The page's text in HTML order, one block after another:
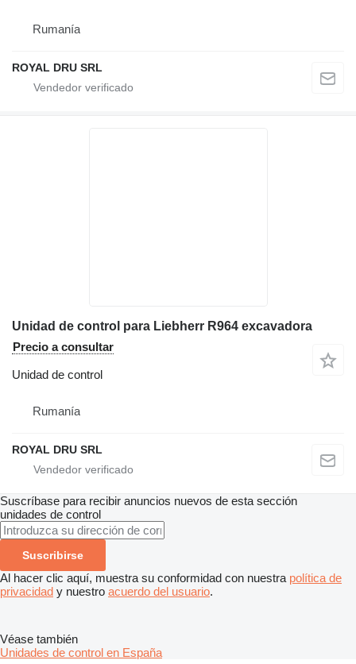
Rumanía
ROYAL DRU SRL
Unidad de control para Liebherr R964 excavadora
Precio a consultar
Unidad de control
Rumanía
ROYAL DRU SRL
Suscríbase para recibir anuncios nuevos de esta sección
unidades de control
Suscribirse
Al hacer clic aquí, muestra su conformidad con nuestra política de
privacidad y nuestro acuerdo del usuario.
Véase también
Unidades de control en España